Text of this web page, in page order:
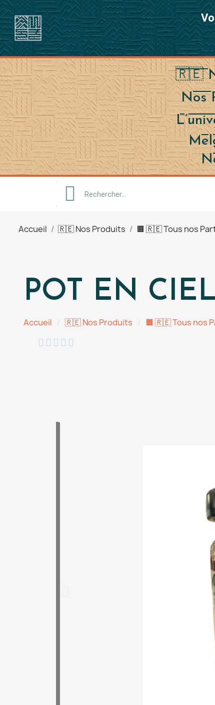
🇷🇪
Nos
Accueil 🇷🇪 Nos Produits 🟧 🇷🇪 Tous nos
POT EN
Accueil 🇷🇪 Nos Produits 🟧 🇷🇪 Tous nos
    